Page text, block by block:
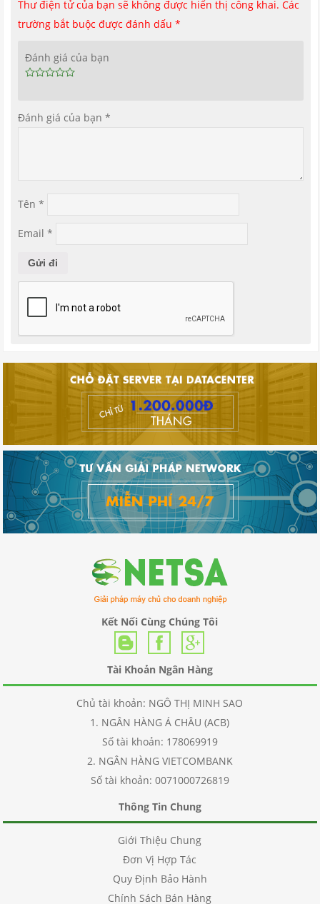
Thư điện tử của bạn sẽ không được hiển thị công khai. Các
trường bắt buộc được đánh dấu*
Đánh giá của bạn
Đánh giá của bạn*
Tên*
Email*
Kết Nối Cùng Chúng Tôi
Tài Khoản Ngân Hàng
Chủ tài khoản: NGÔ THỊ MINH SAO
1. NGÂN HÀNG Á CHÂU (ACB)
Số tài khoản: 178069919
2. NGÂN HÀNG VIETCOMBANK
Số tài khoản: 0071000726819
Thông Tin Chung
Giới Thiệu Chung
Đơn Vị Hợp Tác
Quy Định Bảo Hành
Chính Sách Bán Hàng